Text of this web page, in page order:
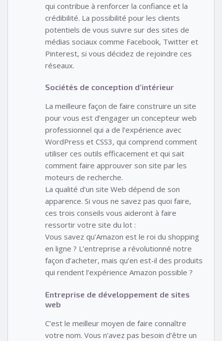
qui contribue à renforcer la confiance et la
crédibilité. La possibilité pour les clients
potentiels de vous suivre sur des sites de
médias sociaux comme Facebook, Twitter et
Pinterest, si vous décidez de rejoindre ces
réseaux.
Sociétés de conception d’intérieur
La meilleure façon de faire construire un site
pour vous est d’engager un concepteur web
professionnel qui a de l’expérience avec
WordPress et CSS3, qui comprend comment
utiliser ces outils efficacement et qui sait
comment faire approuver son site par les
moteurs de recherche.
La qualité d’un site Web dépend de son
apparence. Si vous ne savez pas quoi faire,
ces trois conseils vous aideront à faire
ressortir votre site du lot :
Vous savez qu’Amazon est le roi du shopping
en ligne ? L’entreprise a révolutionné notre
façon d’acheter, mais qu’en est-il des produits
qui rendent l’expérience Amazon possible ?
Entreprise de développement de sites
web
C’est le meilleur moyen de faire connaître
votre nom. Vous n’avez pas besoin d’être un